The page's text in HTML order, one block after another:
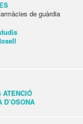
de guàrdia
ATENCIÓ
D’OSONA